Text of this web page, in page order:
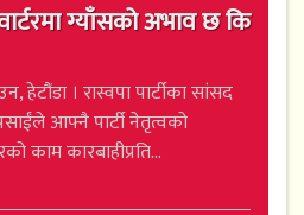
ग्याँसको अभाव छ कि
हेटौंडा । रास्वपा पार्टीका सांसद
आफ्नै पार्टी नेतृत्वको
काम कारबाहीप्रति...